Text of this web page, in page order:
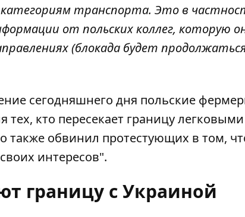
транспорта. Это в
от польских коллег, которую
(блокада будет
сегодняшнего дня польские
тех, кто пересекает границу легковыми
также обвинил протестующих в том,
интересов".
границу с Украиной